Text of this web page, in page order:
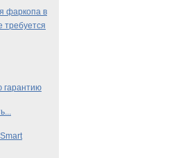
фаркопа в
требуется
гарантию